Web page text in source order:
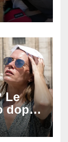
l’ex
tra la
Le
dopo